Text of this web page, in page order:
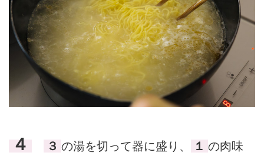
４ ３ の湯を切って器に盛り、 １ の肉味